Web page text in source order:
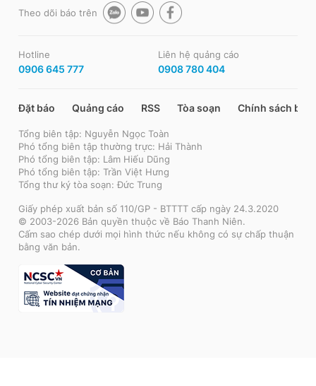
Theo dõi báo trên
Hotline
0906 645 777
Liên hệ quảng cáo
0908 780 404
Đặt báo Quảng cáo RSS Tòa soạn Chính sách bảo
Tổng biên tập: Nguyễn Ngọc Toàn
Phó tổng biên tập thường trực: Hải Thành
Phó tổng biên tập: Lâm Hiếu Dũng
Phó tổng biên tập: Trần Việt Hưng
Tổng thư ký tòa soạn: Đức Trung
Giấy phép xuất bản số 110/GP - BTTTT cấp ngày 24.3.2020
© 2003-2026 Bản quyền thuộc về Báo Thanh Niên.
Cấm sao chép dưới mọi hình thức nếu không có sự chấp thuận
bằng văn bản.